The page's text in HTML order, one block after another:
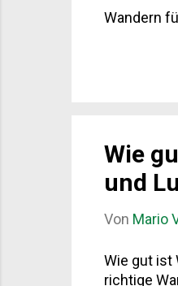
Wandern
Wie
und
Von Mario
Wie gut ist
richtige